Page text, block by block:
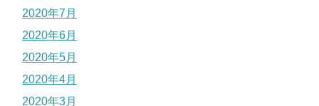
2020年7月
2020年6月
2020年5月
2020年4月
2020年3月